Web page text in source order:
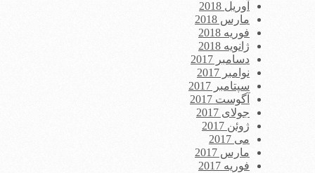
آوریل 2018
مارس 2018
فوریه 2018
ژانویه 2018
دسامبر 2017
نوامبر 2017
سپتامبر 2017
آگوست 2017
جولای 2017
ژوئن 2017
می 2017
مارس 2017
فوریه 2017